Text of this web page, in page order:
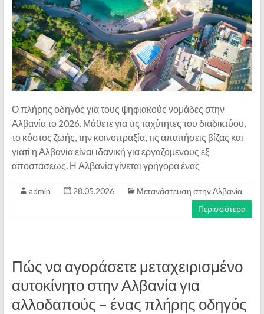
Ο πλήρης οδηγός για τους ψηφιακούς νομάδες στην
Αλβανία το 2026. Μάθετε για τις ταχύτητες του διαδικτύου,
το κόστος ζωής, την κοινοπραξία, τις απαιτήσεις βίζας και
γιατί η Αλβανία είναι ιδανική για εργαζόμενους εξ
αποστάσεως. Η Αλβανία γίνεται γρήγορα ένας
admin 28.05.2026
Μετανάστευση στην Αλβανία
Περισσότερα
Πώς να αγοράσετε μεταχειρισμένο
αυτοκίνητο στην Αλβανία για
αλλοδαπούς – ένας πλήρης οδηγός